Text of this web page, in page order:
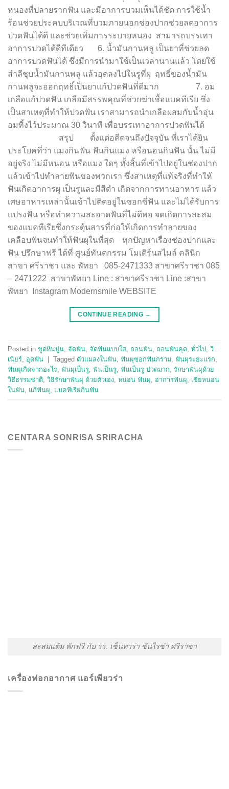
หนองที่ปลายรากฟัน และมีอาการบวมเห็นได้ชัด การใช้น้ำ
ร้อนช่วยประคบบริเวณที่บวมภายนอกช่องปากช่วยลดอาการ
ปวดฟันได้ดี และช่วยเพิ่มการระบายหนอง สามารถบรรเทา
อาการปวดได้ดีทีเดียว 6. น้ำมันกานพลู เป็นยาที่ช่วยลด
อาการปวดฟันได้ ซึ่งมีการนำมาใช้เป็นเวลานานแล้ว โดยใช้
สำลีชุบน้ำมันกานพลู แล้วอุดลงไปในรูที่ผุ ฤทธิ์ของน้ำมัน
กานพลูจะออกฤทธิ์เป็นยาแก้ปวดฟันที่ดีมาก 7. อม
เกลือแก้ปวดฟัน เกลือมีสรรพคุณที่ช่วยฆ่าเชื้อแบคทีเรีย ซึ่ง
เป็นสาเหตุที่ทำให้ปวดฟัน เราสามารถนำเกลือผสมกับน้ำอุ่น
อมทิ้งไว้ประมาณ 30 วินาที เพื่อบรรเทาอาการปวดฟันได้
สรุป ตั้งแต่อดีตจนถึงปัจจุบัน ที่เราได้ยิน
ประโยคที่ว่า แมงกินฟัน ฟันกินแมง หรือนอนกินฟัน นั้น ไม่มี
อยู่จริง ไม่มีหนอน หรือแมง ใดๆ ทั้งสิ้นที่เข้าไปอยู่ในช่องปาก
แล้วเข้าไปทำลายฟันของพวกเรา ซึ่งสาเหตุที่แท้จริงที่ทำให้
ฟันเกิดอาการผุ เป็นรูและมีสีดำ เกิดจากการทานอาหาร แล้ว
เศษอาหารเหล่านั้นเข้าไปติดอยู่ในซอกซี่ฟัน และไม่ได้รับการ
แปรงฟัน หรือทำความสะอาดฟันที่ไม่ดีพอ จดเกิดการสะสม
ของเเบคทีเรียซึ่งกระตุ้นสารที่ก่อให้เกิดการทำลายของ
เคลือบฟันจนทำให้ฟันผุในที่สุด ทุกปัญหาเรื่องช่องปากและ
ฟัน ปรึกษาฟรี ได้ที่ ศูนย์ทันตกรรม โมเดิร์นสไมล์ คลินิก
สาขา ศรีราชา และ พัทยา 085-2471333 สาขาศรีราชา 085
– 2471222 สาขาพัทยา Line : สาขาศรีราชา Line :สาขา
พัทยา Instagram Modernsmile WEBSITE
CONTINUE READING →
Posted in ขูดหินปูน, จัดฟัน, จัดฟันแบบใส, ถอนฟัน, ถอนฟันคุด, ทั่วไป, วี
เนียร์, อุดฟัน Tagged ตัวแมลงในฟัน, ฟันผุซอกฟันกราม, ฟันผุระยะแรก,
ฟันผุเกิดจากอะไร, ฟันผุเป็นรู, ฟันเป็นรู, ฟันเป็นรู ปวดมาก, รักษาฟันผุด้วย
วิธีธรรมชาติ, วิธีรักษาฟันผุ ด้วยตัวเอง, หนอน ฟันผุ, อาการฟันผุ, เขี่ยหนอน
ในฟัน, แก้ฟันผุ, แบคทีเรียกินฟัน
CENTARA SONRISA SRIRACHA
สะสมแต้ม พักฟรี กับ รร. เซ็นทาร่า ซันไรซ่า ศรีราชา
เครื่องฟอกอากาศ แอร์เพียวร่า